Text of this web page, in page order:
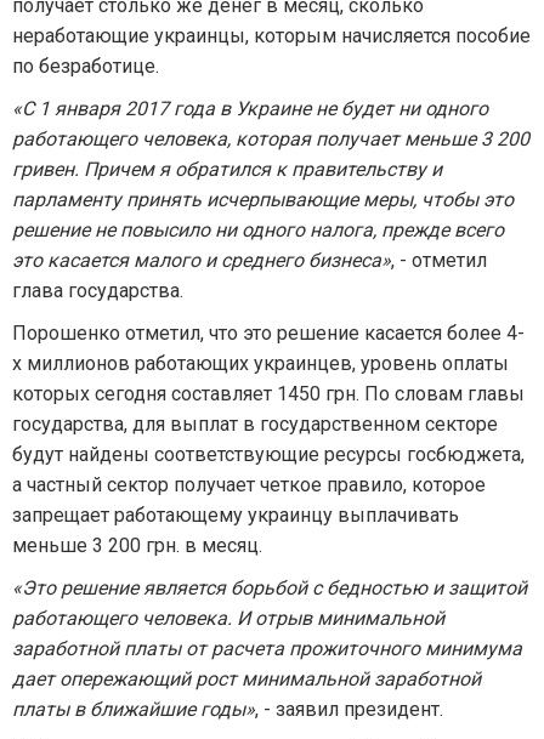
получает столько же денег в месяц, сколько
неработающие украинцы, которым начисляется пособие
по безработице.
«С 1 января 2017 года в Украине не будет ни одного
работающего человека, которая получает меньше 3 200
гривен. Причем я обратился к правительству и
парламенту принять исчерпывающие меры, чтобы это
решение не повысило ни одного налога, прежде всего
это касается малого и среднего бизнеса», - отметил
глава государства.
Порошенко отметил, что это решение касается более 4-
х миллионов работающих украинцев, уровень оплаты
которых сегодня составляет 1450 грн. По словам главы
государства, для выплат в государственном секторе
будут найдены соответствующие ресурсы госбюджета,
а частный сектор получает четкое правило, которое
запрещает работающему украинцу выплачивать
меньше 3 200 грн. в месяц.
«Это решение является борьбой с бедностью и защитой
работающего человека. И отрыв минимальной
заработной платы от расчета прожиточного минимума
дает опережающий рост минимальной заработной
платы в ближайшие годы», - заявил президент.